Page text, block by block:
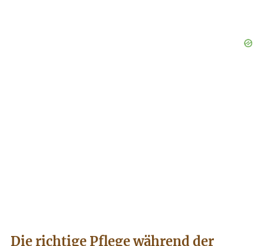
Die richtige Pflege während der